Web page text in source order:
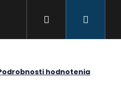
veľkostí Kontakty
Hľadať
hodnotenia